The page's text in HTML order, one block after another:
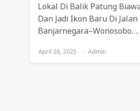
Lokal Di Balik Patung
Dan Jadi Ikon Baru Di
Banjarnegara–Wonosobo….
Posted
On
April 26, 2025 Admin